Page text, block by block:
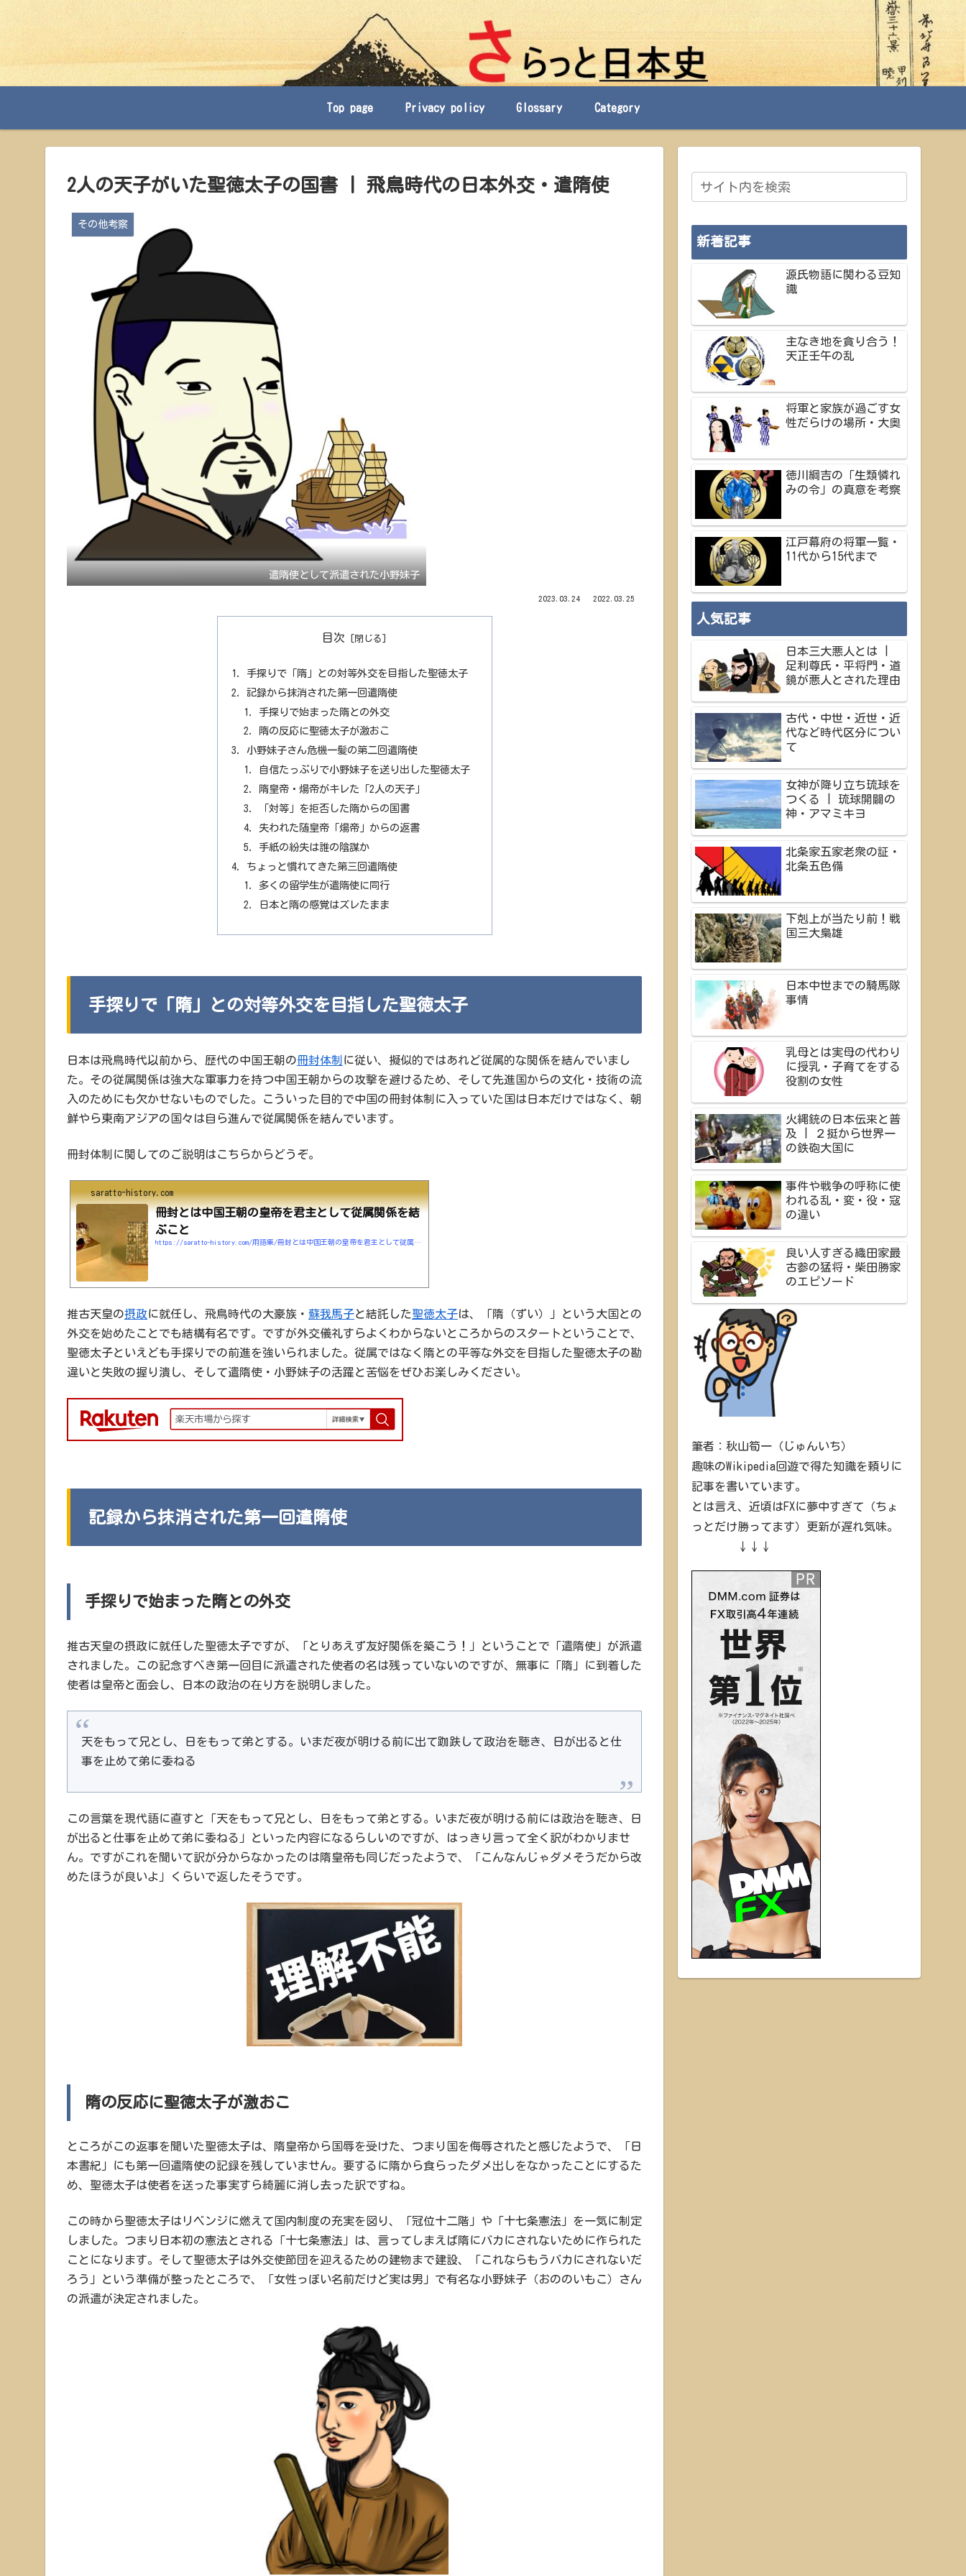
Top page Privacy policy Glossary Category
2人の天子がいた聖徳太子の国書 | 飛鳥時代の日本外交・遣隋使
その他考察
遣隋使として派遣された小野妹子
2023.03.24 2022.03.25
目次
手探りで「隋」との対等外交を目指した聖徳太子
記録から抹消された第一回遣隋使
手探りで始まった隋との外交
隋の反応に聖徳太子が激おこ
小野妹子さん危機一髪の第二回遣隋使
自信たっぷりで小野妹子を送り出した聖徳太子
隋皇帝・煬帝がキレた「2人の天子」
「対等」を拒否した隋からの国書
失われた随皇帝「煬帝」からの返書
手紙の紛失は誰の陰謀か
ちょっと慣れてきた第三回遣隋使
多くの留学生が遣隋使に同行
日本と隋の感覚はズレたまま
手探りで「隋」との対等外交を目指した聖徳太子
日本は飛鳥時代以前から、歴代の中国王朝の冊封体制 に従い、擬似的ではあれど従属的な関係を結んでいまし
た。その従属関係は強大な軍事力を持つ中国王朝からの攻撃を避けるため、そして先進国からの文化・技術の流
入のためにも欠かせないものでした。こういった目的で中国の冊封体制に入っていた国は日本だけではなく、朝
鮮やら東南アジアの国々は自ら進んで従属関係を結んでいます。
冊封体制に関してのご説明はこちらからどうぞ。
saratto-history.com
冊封とは中国王朝の皇帝を君主として従属関係を結
ぶこと
https://saratto-history.com/用語集/冊封とは中国王朝の皇帝を君主として従属関係を
推古天皇の摂政に就任し、飛鳥時代の大豪族・ 蘇我馬子と結託した聖徳太子は、「隋（ずい）」という大国との
外交を始めたことでも結構有名です。ですが外交儀礼すらよくわからないところからのスタートということで、
聖徳太子といえども手探りでの前進を強いられました。従属ではなく隋との平等な外交を目指した聖徳太子の勘
違いと失敗の握り潰し、そして遣隋使・小野妹子の活躍と苦悩をぜひお楽しみください。
記録から抹消された第一回遣隋使
手探りで始まった隋との外交
推古天皇の摂政に就任した聖徳太子ですが、「とりあえず友好関係を築こう！」ということで「遣隋使」が派遣
されました。この記念すべき第一回目に派遣された使者の名は残っていないのですが、無事に「隋」に到着した
使者は皇帝と面会し、日本の政治の在り方を説明しました。
天をもって兄とし、日をもって弟とする。いまだ夜が明ける前に出て跏趺して政治を聴き、日が出ると仕
事を止めて弟に委ねる
この言葉を現代語に直すと「天をもって兄とし、日をもって弟とする。いまだ夜が明ける前には政治を聴き、日
が出ると仕事を止めて弟に委ねる」といった内容になるらしいのですが、はっきり言って全く訳がわかりませ
ん。ですがこれを聞いて訳が分からなかったのは隋皇帝も同じだったようで、「こんなんじゃダメそうだから改
めたほうが良いよ」くらいで返したそうです。
隋の反応に聖徳太子が激おこ
ところがこの返事を聞いた聖徳太子は、隋皇帝から国辱を受けた、つまり国を侮辱されたと感じたようで、「日
本書紀」にも第一回遣隋使の記録を残していません。要するに隋から食らったダメ出しをなかったことにするた
め、聖徳太子は使者を送った事実すら綺麗に消し去った訳ですね。
この時から聖徳太子はリベンジに燃えて国内制度の充実を図り、「冠位十二階」や「十七条憲法」を一気に制定
しました。つまり日本初の憲法とされる「十七条憲法」は、言ってしまえば隋にバカにされないために作られた
ことになります。そして聖徳太子は外交使節団を迎えるための建物まで建設、「これならもうバカにされないだ
ろう」という準備が整ったところで、「女性っぽい名前だけど実は男」で有名な小野妹子（おののいもこ）さん
の派遣が決定されました。
新着記事
源氏物語に関わる豆知
識
主なき地を貪り合う！
天正壬午の乱
将軍と家族が過ごす女
性だらけの場所・大奥
徳川綱吉の「生類憐れ
みの令」の真意を考察
江戸幕府の将軍一覧・
11代から15代まで
人気記事
日本三大悪人とは |
足利尊氏・平将門・道
鏡が悪人とされた理由
古代・中世・近世・近
代など時代区分につい
て
女神が降り立ち琉球を
つくる | 琉球開闢の
神・アマミキヨ
北条家五家老衆の証・
北条五色備
下剋上が当たり前！戦
国三大梟雄
日本中世までの騎馬隊
事情
乳母とは実母の代わり
に授乳・子育てをする
役割の女性
火縄銃の日本伝来と普
及 | ２挺から世界一
の鉄砲大国に
事件や戦争の呼称に使
われる乱・変・役・寇
の違い
良い人すぎる織田家最
古参の猛将・柴田勝家
のエピソード
筆者：秋山筍一（じゅんいち）
趣味のWikipedia回遊で得た知識を頼りに
記事を書いています。
とは言え、近頃はFXに夢中すぎて（ちょ
っとだけ勝ってます）更新が遅れ気味。
↓↓↓